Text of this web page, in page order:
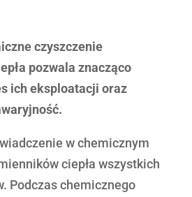
czyszczenie
pozwala znacząco
ich eksploatacji oraz
.
w chemicznym
ciepła wszystkich
Podczas chemicznego